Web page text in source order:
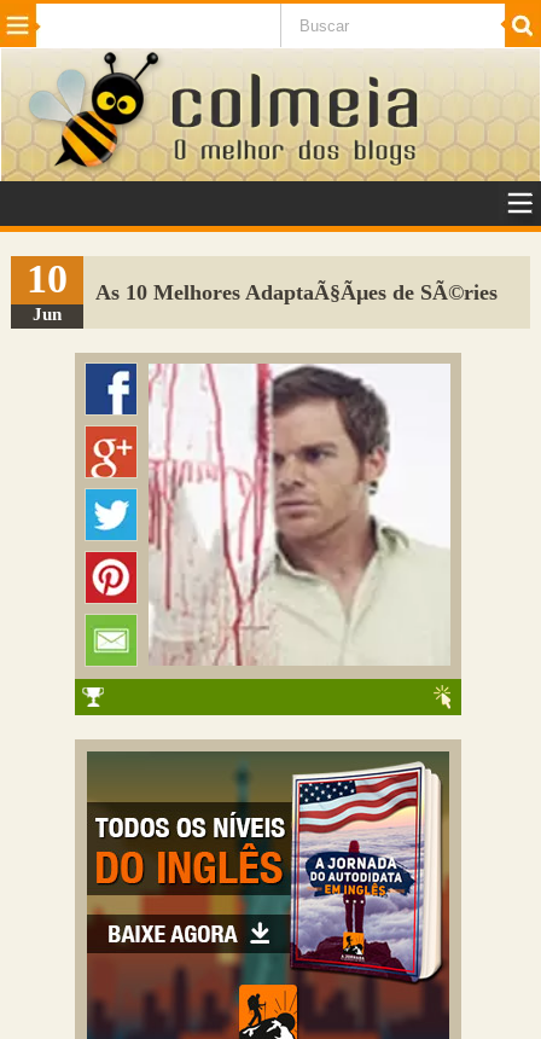
Beleza Cinema e TV
Internet Jogos NotÃ­cias SaÃºde
VeÃ­culos Adulto
Sugerir Link
Adicionar Blog
Colmeia Exchange
Perguntas Frequentes
10
Jun
As 10 Melhores AdaptaÃ§Ãµes de SÃ©ries